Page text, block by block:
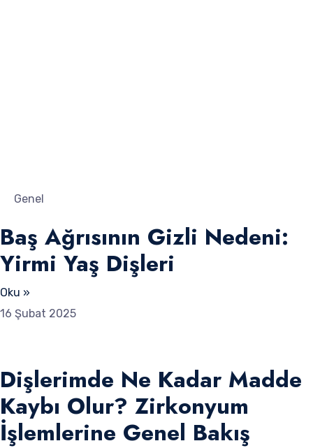
Genel
Baş Ağrısının Gizli Nedeni:
Yirmi Yaş Dişleri
Oku »
16 Şubat 2025
Dişlerimde Ne Kadar Madde
Kaybı Olur? Zirkonyum
İşlemlerine Genel Bakış